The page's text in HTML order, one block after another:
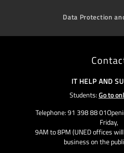
Data Protection
IT HELP AND
Students:Go to
Telephone: 91 398 88
Friday,
9AM to 8PM (UNED offices
business on the